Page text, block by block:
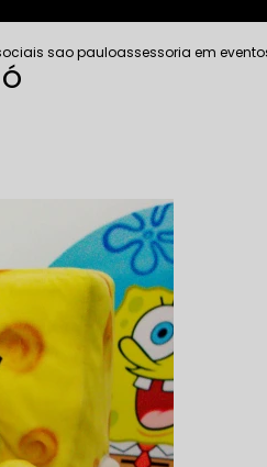
sao pauloassessoria em